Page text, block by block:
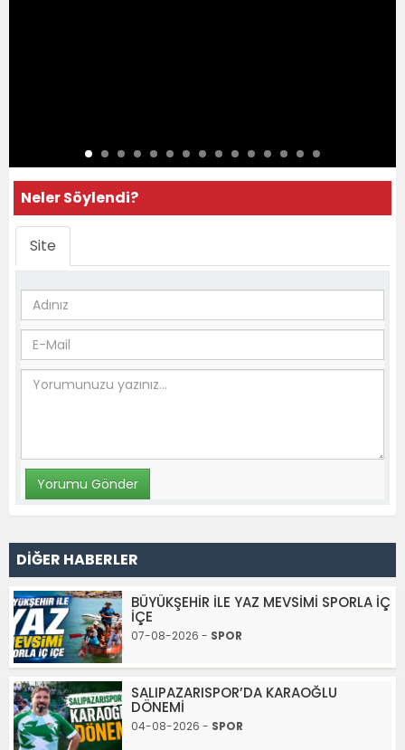
Neler Söylendi?
Site
DİĞER HABERLER
BÜYÜKŞEHİR İLE YAZ MEVSİMİ SPORLA İÇ
İÇE
07-08-2026 - SPOR
SALIPAZARISPOR’DA KARAOĞLU
DÖNEMİ
04-08-2026 - SPOR